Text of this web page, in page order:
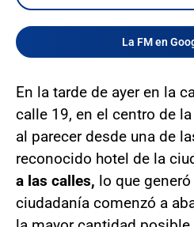
La FM en
En la tarde de ayer en la
calle 19, en el centro de
al parecer desde una de
reconocido hotel de la
a las calles, lo que
ciudadanía comenzó a